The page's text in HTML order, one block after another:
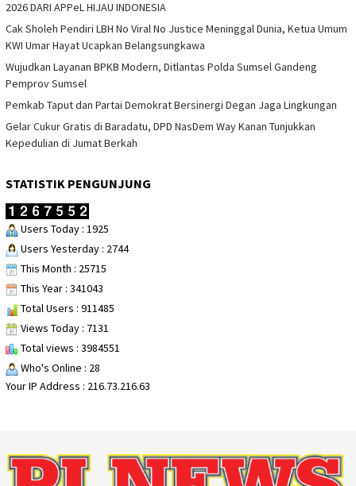
2026 DARI APPeL HIJAU INDONESIA
Cak Sholeh Pendiri LBH No Viral No Justice Meninggal Dunia, Ketua Umum
KWI Umar Hayat Ucapkan Belangsungkawa
Wujudkan Layanan BPKB Modern, Ditlantas Polda Sumsel Gandeng
Pemprov Sumsel
Pemkab Taput dan Partai Demokrat Bersinergi Degan Jaga Lingkungan
Gelar Cukur Gratis di Baradatu, DPD NasDem Way Kanan Tunjukkan
Kepedulian di Jumat Berkah
STATISTIK PENGUNJUNG
Users Today : 1925
Users Yesterday : 2744
This Month : 25715
This Year : 341043
Total Users : 911485
Views Today : 7131
Total views : 3984551
Who's Online : 28
Your IP Address : 216.73.216.63